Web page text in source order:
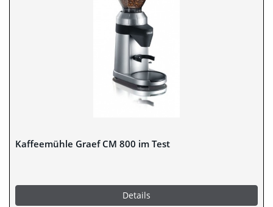
Kaffeemühle Graef CM 800 im Test
Details